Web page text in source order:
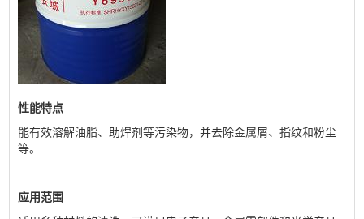
性能特点
能有效溶解油脂、助焊剂等污染物，并去除金属屑、指纹和粉尘
等。
应用范围